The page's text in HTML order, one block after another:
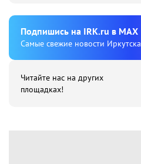
Подпишиcь на IRK.ru в MAX
Cамые свежие новости Иркутска
Читайте нас на других
площадках!